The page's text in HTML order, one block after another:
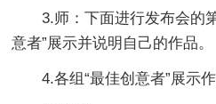
3.师：下面进行发布会的
意者”展示并说明自己的作品。
4.各组“最佳创意者”展示